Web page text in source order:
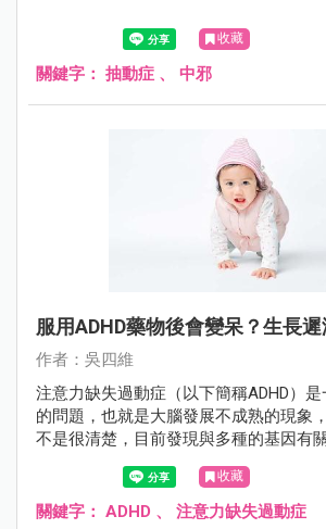
收藏
關鍵字： 抽動症 、 中邪
服用ADHD藥物後會變呆？生長遲
作者：吳四維
注意力缺失過動症（以下簡稱ADHD）
的問題，也就是大腦發展不成熟的現象
不是很清楚，目前發現與多種的基因有
傳性，常合併其他的精神疾病如自閉症
題、情緒障礙等。
收藏
關鍵字： ADHD 、 注意力缺失過動症